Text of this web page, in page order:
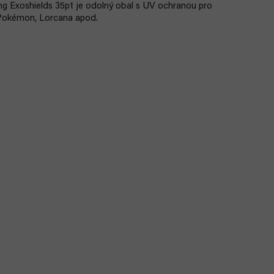
Exoshields 35pt je odolný obal s UV ochranou pro
Lorcana apod.